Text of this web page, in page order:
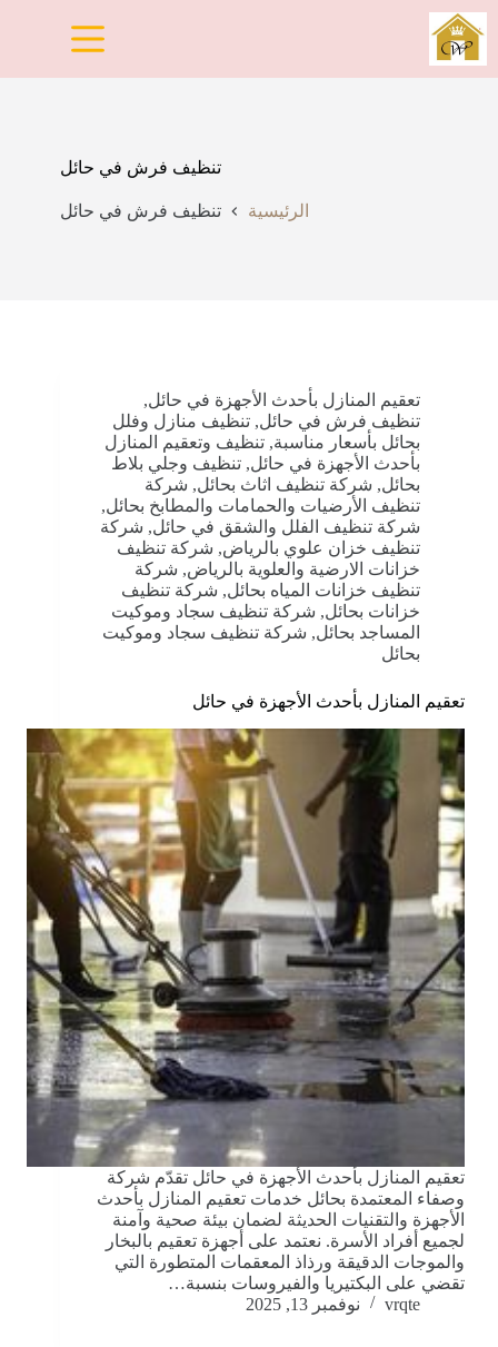
التجاوز
إلى
المحتوى
تنظيف فرش في حائل
الرئيسية تنظيف فرش في حائل
تعقيم المنازل بأحدث الأجهزة في حائل,
تنظيف فرش في حائل, تنظيف منازل وفلل
بحائل بأسعار مناسبة, تنظيف وتعقيم المنازل
بأحدث الأجهزة في حائل, تنظيف وجلي بلاط
بحائل, شركة تنظيف اثاث بحائل, شركة
تنظيف الأرضيات والحمامات والمطابخ بحائل,
شركة تنظيف الفلل والشقق في حائل, شركة
تنظيف خزان علوي بالرياض, شركة تنظيف
خزانات الارضية والعلوية بالرياض, شركة
تنظيف خزانات المياه بحائل, شركة تنظيف
خزانات بحائل, شركة تنظيف سجاد وموكيت
المساجد بحائل, شركة تنظيف سجاد وموكيت
بحائل
تعقيم المنازل بأحدث الأجهزة في حائل
تعقيم المنازل بأحدث الأجهزة في حائل تقدّم شركة
وصفاء المعتمدة بحائل خدمات تعقيم المنازل بأحدث
الأجهزة والتقنيات الحديثة لضمان بيئة صحية وآمنة
لجميع أفراد الأسرة. نعتمد على أجهزة تعقيم بالبخار
والموجات الدقيقة ورذاذ المعقمات المتطورة التي
تقضي على البكتيريا والفيروسات بنسبة…
vrqte
نوفمبر 13, 2025